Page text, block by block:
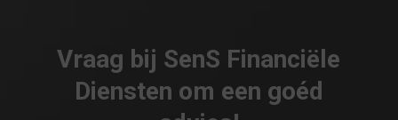
Vraag bij SenS Financiële
Diensten om een goéd